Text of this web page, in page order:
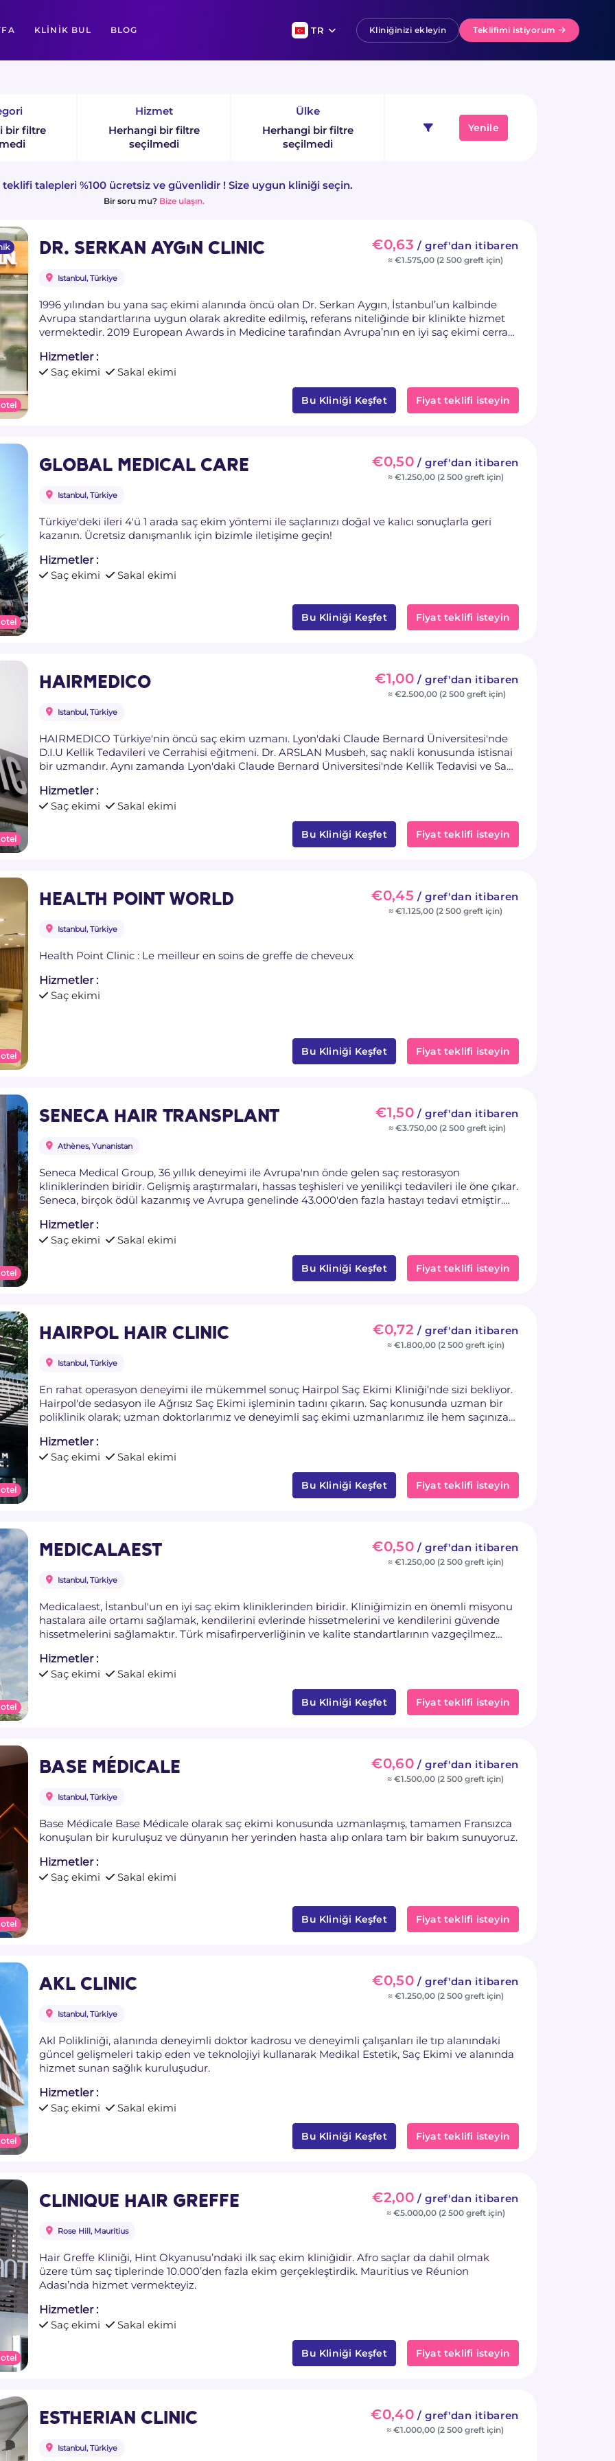
KLINIK BUL BLOG TR Kliniğinizi ekleyin Teklifimi istiyorum
bir filtre
Hizmet
Herhangi bir filtre
seçilmedi
Ülke
Herhangi bir filtre
seçilmedi
Yenile
talepleri %100 ücretsiz ve güvenlidir ! Size uygun kliniği seçin.
Bir soru mu? Bize ulaşın.
DR. SERKAN AYGıN CLINIC €0,63 / gref'dan itibaren
≈ €1.575,00 (2 500 greft için)
Istanbul, Türkiye
1996 yılından bu yana saç ekimi alanında öncü olan Dr. Serkan Aygın, İstanbul’un kalbinde
Avrupa standartlarına uygun olarak akredite edilmiş, referans niteliğinde bir klinikte hizmet
vermektedir. 2019 European Awards in Medicine tarafından Avrupa’nın en iyi saç ekimi cerrahı
Hizmetler :
Saç ekimi
Sakal ekimi
Bu Kliniği Keşfet Fiyat teklifi isteyin
otel
GLOBAL MEDICAL CARE €0,50 / gref'dan itibaren
≈ €1.250,00 (2 500 greft için)
Istanbul, Türkiye
Türkiye'deki ileri 4'ü 1 arada saç ekim yöntemi ile saçlarınızı doğal ve kalıcı sonuçlarla geri
kazanın. Ücretsiz danışmanlık için bizimle iletişime geçin!
Hizmetler :
Saç ekimi
Sakal ekimi
Bu Kliniği Keşfet Fiyat teklifi isteyin
HAIRMEDICO €1,00 / gref'dan itibaren
≈ €2.500,00 (2 500 greft için)
Istanbul, Türkiye
HAIRMEDICO Türkiye'nin öncü saç ekim uzmanı. Lyon'daki Claude Bernard Üniversitesi'nde
D.I.U Kellik Tedavileri ve Cerrahisi eğitmeni. Dr. ARSLAN Musbeh, saç nakli konusunda istisnai
bir uzmandır. Aynı zamanda Lyon'daki Claude Bernard Üniversitesi'nde Kellik Tedavisi ve Saç
toplama adımlarını bizzat kendisinin gerçekleştirmesidir, bu da en yüksek kalitede bakımı
sağlar. Size tam dikkat sunacaksınız!
Hizmetler :
Saç ekimi
Sakal ekimi
Bu Kliniği Keşfet Fiyat teklifi isteyin
HEALTH POINT WORLD €0,45 / gref'dan itibaren
≈ €1.125,00 (2 500 greft için)
Istanbul, Türkiye
Health Point Clinic : Le meilleur en soins de greffe de cheveux
Hizmetler :
Saç ekimi
Bu Kliniği Keşfet Fiyat teklifi isteyin
SENECA HAIR TRANSPLANT €1,50 / gref'dan itibaren
≈ €3.750,00 (2 500 greft için)
Athènes, Yunanistan
Seneca Medical Group, 36 yıllık deneyimi ile Avrupa'nın önde gelen saç restorasyon
kliniklerinden biridir. Gelişmiş araştırmaları, hassas teşhisleri ve yenilikçi tedavileri ile öne çıkar.
Seneca, birçok ödül kazanmış ve Avrupa genelinde 43.000'den fazla hastayı tedavi etmiştir.
doktorlar tarafından yapılmaktadır. Birleşik Krallık’taki doktorlar, GMC'ye kayıtlıdır.
Hizmetler :
Saç ekimi
Sakal ekimi
Bu Kliniği Keşfet Fiyat teklifi isteyin
otel
HAIRPOL HAIR CLINIC €0,72 / gref'dan itibaren
≈ €1.800,00 (2 500 greft için)
Istanbul, Türkiye
En rahat operasyon deneyimi ile mükemmel sonuç Hairpol Saç Ekimi Kliniği’nde sizi bekliyor.
Hairpol'de sedasyon ile Ağrısız Saç Ekimi işleminin tadını çıkarın. Saç konusunda uzman bir
poliklinik olarak; uzman doktorlarımız ve deneyimli saç ekimi uzmanlarımız ile hem saçınıza
Güçlendirici Saç Tedavilerimiz de Hairpol’de sizleri bekliyor.
Hizmetler :
Saç ekimi
Sakal ekimi
Bu Kliniği Keşfet Fiyat teklifi isteyin
MEDICALAEST €0,50 / gref'dan itibaren
≈ €1.250,00 (2 500 greft için)
Istanbul, Türkiye
Medicalaest, İstanbul'un en iyi saç ekim kliniklerinden biridir. Kliniğimizin en önemli misyonu
hastalara aile ortamı sağlamak, kendilerini evlerinde hissetmelerini ve kendilerini güvende
hissetmelerini sağlamaktır. Türk misafirperverliğinin ve kalite standartlarının vazgeçilmez
gururunu yaşamaktadır. Medicalaest'te dünyanın her yerinden hastalar saç ekiminde en son
teknoloji kullanılarak tedavi ediliyor. Saç dökülmesi sorunu yaşayan kişilere son teknoloji
Foliküler Ünite Ekstraksiyonu FUE Safir ve DHI kullanarak doğal görünümlü ve en iyi tedaviyi
Hizmetler :
Saç ekimi
Sakal ekimi
Bu Kliniği Keşfet Fiyat teklifi isteyin
otel
BASE MÉDICALE €0,60 / gref'dan itibaren
≈ €1.500,00 (2 500 greft için)
Istanbul, Türkiye
Base Médicale Base Médicale olarak saç ekimi konusunda uzmanlaşmış, tamamen Fransızca
konuşulan bir kuruluşuz ve dünyanın her yerinden hasta alıp onlara tam bir bakım sunuyoruz.
Hizmetler :
Saç ekimi
Sakal ekimi
Bu Kliniği Keşfet Fiyat teklifi isteyin
AKL CLINIC €0,50 / gref'dan itibaren
≈ €1.250,00 (2 500 greft için)
Istanbul, Türkiye
Akl Polikliniği, alanında deneyimli doktor kadrosu ve deneyimli çalışanları ile tıp alanındaki
güncel gelişmeleri takip eden ve teknolojiyi kullanarak Medikal Estetik, Saç Ekimi ve alanında
hizmet sunan sağlık kuruluşudur.
Hizmetler :
Saç ekimi
Sakal ekimi
Bu Kliniği Keşfet Fiyat teklifi isteyin
CLINIQUE HAIR GREFFE €2,00 / gref'dan itibaren
≈ €5.000,00 (2 500 greft için)
Rose Hill, Mauritius
Hair Greffe Kliniği, Hint Okyanusu’ndaki ilk saç ekim kliniğidir. Afro saçlar da dahil olmak
üzere tüm saç tiplerinde 10.000’den fazla ekim gerçekleştirdik. Mauritius ve Réunion
Adası’nda hizmet vermekteyiz.
Hizmetler :
Saç ekimi
Sakal ekimi
Bu Kliniği Keşfet Fiyat teklifi isteyin
ESTHERIAN CLINIC €0,40 / gref'dan itibaren
≈ €1.000,00 (2 500 greft için)
Istanbul, Türkiye